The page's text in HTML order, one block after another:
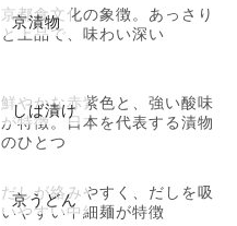
京漬物
京都食文化の象徴。あっさり
と上品で、味わい深い
しば漬け
鮮やかな赤紫色と、強い酸味
が特徴。日本を代表する漬物
のひとつ
京うどん
だしが絡みやすく、だしを吸
いやすい中細麺が特徴